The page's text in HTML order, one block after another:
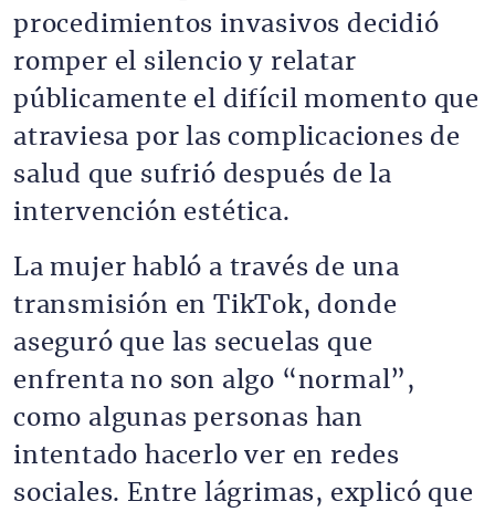
procedimientos invasivos decidió
romper el silencio y relatar
públicamente el difícil momento que
atraviesa por las complicaciones de
salud que sufrió después de la
intervención estética.
La mujer habló a través de una
transmisión en TikTok, donde
aseguró que las secuelas que
enfrenta no son algo “normal”,
como algunas personas han
intentado hacerlo ver en redes
sociales. Entre lágrimas, explicó que